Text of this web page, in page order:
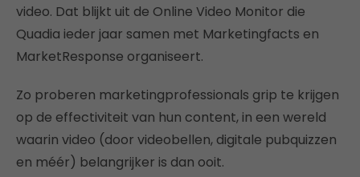
video. Dat blijkt uit de Online Video Monitor die
Quadia ieder jaar samen met Marketingfacts en
MarketResponse organiseert.
Zo proberen marketingprofessionals grip te krijgen
op de effectiviteit van hun content, in een wereld
waarin video (door videobellen, digitale pubquizzen
en méér) belangrijker is dan ooit.